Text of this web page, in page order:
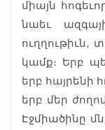
միայն
նաեւ
ուղղութիւն,
կամք։ Երբ
երբ հայրենի
երբ մեր
Էջմիածինը